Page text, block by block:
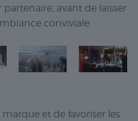
avant de laisser
conviviale.
et de favoriser les